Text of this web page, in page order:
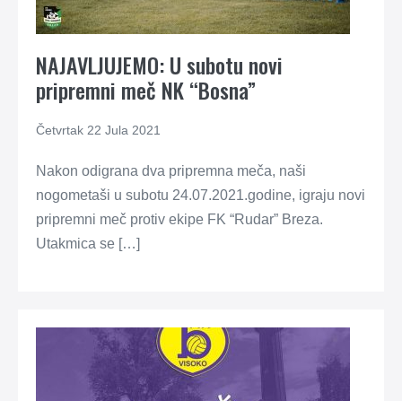
NAJAVLJUJEMO: U subotu novi
pripremni meč NK “Bosna”
Četvrtak 22 Jula 2021
Nakon odigrana dva pripremna meča, naši
nogometaši u subotu 24.07.2021.godine, igraju novi
pripremni meč protiv ekipe FK “Rudar” Breza.
Utakmica se […]